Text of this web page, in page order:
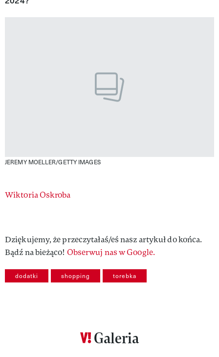
JEREMY MOELLER/GETTY IMAGES
Authors
Wiktoria Oskroba
Dziękujemy, że przeczytałaś/eś nasz artykuł do końca.
Bądź na bieżąco! Obserwuj nas w Google.
dodatki shopping torebka
Galeria